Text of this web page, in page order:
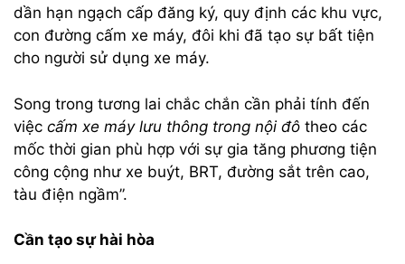
dần hạn ngạch cấp đăng ký, quy định các khu vực,
con đường cấm xe máy, đôi khi đã tạo sự bất tiện
cho người sử dụng xe máy.
Song trong tương lai chắc chắn cần phải tính đến
việc cấm xe máy lưu thông trong nội đô theo các
mốc thời gian phù hợp với sự gia tăng phương tiện
công cộng như xe buýt, BRT, đường sắt trên cao,
tàu điện ngầm”.
Cần tạo sự hài hòa